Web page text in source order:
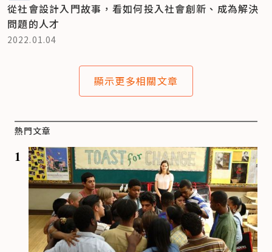
從社會設計入門故事，看如何投入社會創新、成為解決
問題的人才
2022.01.04
顯示更多相關文章
熱門文章
1